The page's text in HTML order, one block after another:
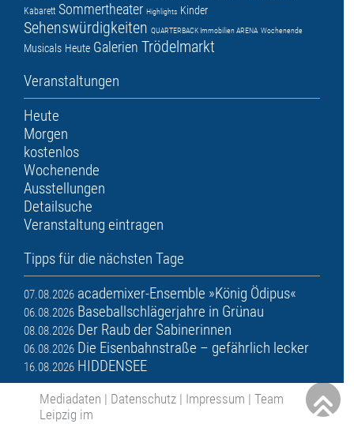
Kabarett Sommertheater Highlights Kinder
Sehenswürdigkeiten QUARTERBACK Immobilien ARENA Wochenende
Musicals Heute Galerien Trödelmarkt
Veranstaltungen
Heute
Morgen
kostenlos
Wochenende
Ausstellungen
Detailsuche
Veranstaltung eintragen
Tipps für die nächsten Tage
07.08.2026 academixer-Ensemble »König Ödipus«
06.08.2026 Baseballschlägerjahre in Grünau
08.08.2026 Der Raub der Sabinerinnen
06.08.2026 Die Eisenbahnstraße – gefährlich lecker
16.08.2026 HIDDENSEE
Mediadaten | Datenschutz | Impressum | Team
Leipzig im